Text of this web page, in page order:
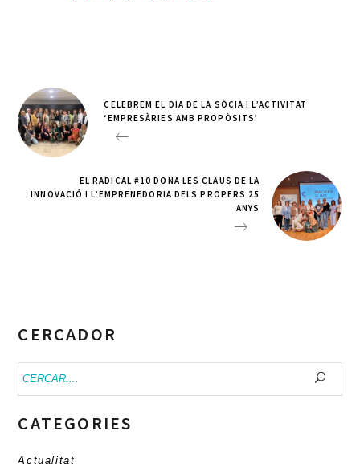
CELEBREM EL DIA DE LA SÒCIA I L’ACTIVITAT
‘EMPRESÀRIES AMB PROPÒSITS’
EL RADICAL #10 DONA LES CLAUS DE LA
INNOVACIÓ I L’EMPRENEDORIA DELS PROPERS 25
ANYS
CERCADOR
Buscar:
CATEGORIES
Actualitat